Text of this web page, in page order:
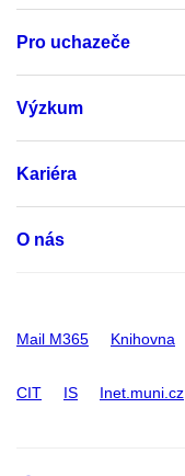
Pro uchazeče
Výzkum
Kariéra
O nás
Mail M365 Knihovna
CIT IS Inet.muni.cz